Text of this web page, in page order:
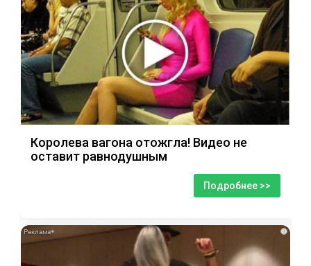
Королева вагона отожгла! Видео не
оставит равнодушным
Подробнее >>
i